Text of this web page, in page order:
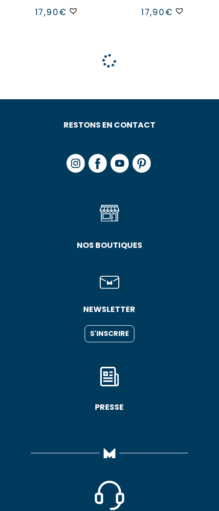
17,90€ 17,90€
RESTONS EN CONTACT
NOS BOUTIQUES
NEWSLETTER
S'INSCRIRE
PRESSE